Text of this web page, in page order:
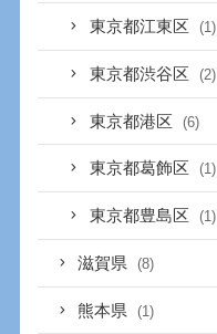
東京都江東区 (1)
東京都渋谷区 (2)
東京都港区 (6)
東京都葛飾区 (1)
東京都豊島区 (1)
滋賀県 (8)
熊本県 (1)